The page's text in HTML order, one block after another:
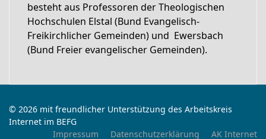
besteht aus Professoren der Theologischen
Hochschulen Elstal (Bund Evangelisch-
Freikirchlicher Gemeinden) und Ewersbach
(Bund Freier evangelischer Gemeinden).
© 2026 mit freundlicher Unterstützung des Arbeitskreis
Internet im BEFG
Impressum
Datenschutzerklärung AK Internet